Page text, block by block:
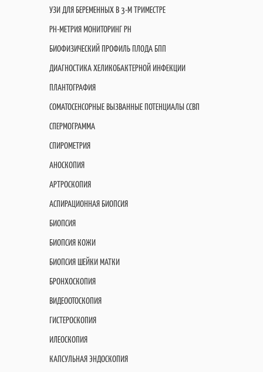
УЗИ ДЛЯ БЕРЕМЕННЫХ В 3-М ТРИМЕСТРЕ
PH-МЕТРИЯ МОНИТОРИНГ PH
БИОФИЗИЧЕСКИЙ ПРОФИЛЬ ПЛОДА БПП
ДИАГНОСТИКА ХЕЛИКОБАКТЕРНОЙ ИНФЕКЦИИ
ПЛАНТОГРАФИЯ
СОМАТОСЕНСОРНЫЕ ВЫЗВАННЫЕ ПОТЕНЦИАЛЫ ССВП
СПЕРМОГРАММА
СПИРОМЕТРИЯ
АНОСКОПИЯ
АРТРОСКОПИЯ
АСПИРАЦИОННАЯ БИОПСИЯ
БИОПСИЯ
БИОПСИЯ КОЖИ
БИОПСИЯ ШЕЙКИ МАТКИ
БРОНХОСКОПИЯ
ВИДЕООТОСКОПИЯ
ГИСТЕРОСКОПИЯ
ИЛЕОСКОПИЯ
КАПСУЛЬНАЯ ЭНДОСКОПИЯ